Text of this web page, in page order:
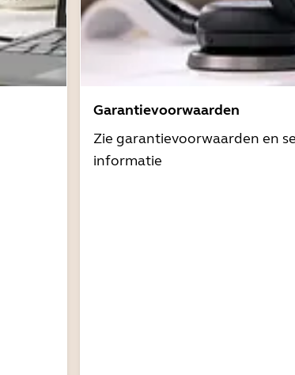
Garantievoorwaarden
Zie garantievoorwaarden en
informatie